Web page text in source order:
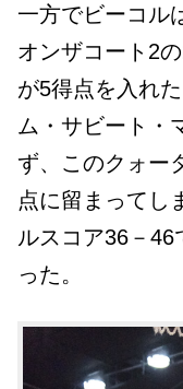
一方でビーコル
オンザコート2
が5得点を入れ
ム・サビート・
ず、このクォー
点に留まってし
ルスコア36－
った。